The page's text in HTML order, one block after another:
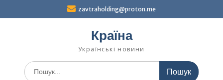
zavtraholding@proton.me
Країна
Українські новини
Шукати: